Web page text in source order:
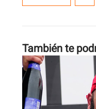
También te